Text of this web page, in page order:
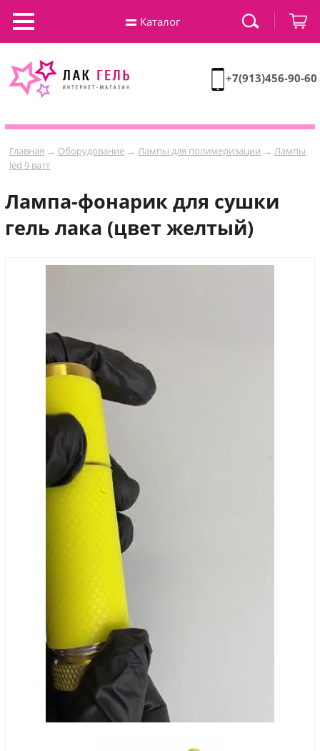
+7(913)456-90-60
Главная → Оборудование →Лампы для полимеризации →Лампы
led 9 ватт
Лампа-фонарик для сушки
гель лака (цвет желтый)
Каталог